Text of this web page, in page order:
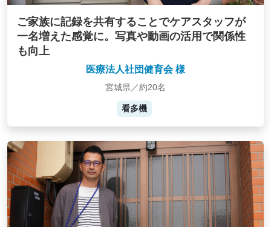
ご家族に記録を共有することでケアスタッフが
一名増えた感覚に。写真や動画の活用で関係性
も向上
医療法人社団健育会 様
宮城県／約20名
看多機